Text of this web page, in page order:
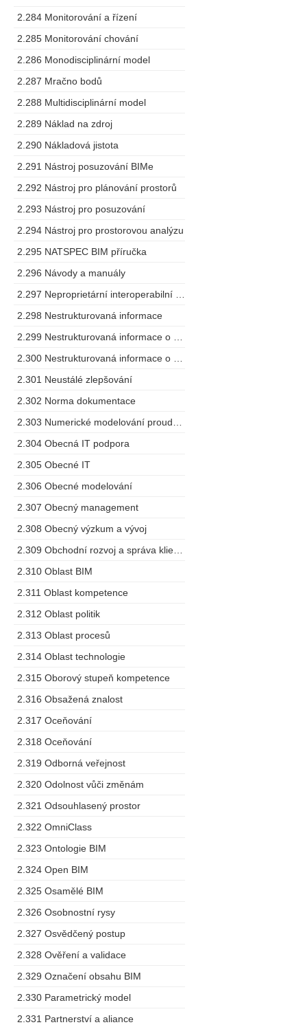
2.284 Monitorování a řízení
2.285 Monitorování chování
2.286 Monodisciplinární model
2.287 Mračno bodů
2.288 Multidisciplinární model
2.289 Náklad na zdroj
2.290 Nákladová jistota
2.291 Nástroj posuzování BIMe
2.292 Nástroj pro plánování prostorů
2.293 Nástroj pro posuzování
2.294 Nástroj pro prostorovou analýzu
2.295 NATSPEC BIM příručka
2.296 Návody a manuály
2.298 Nestrukturovaná informace
2.301 Neustálé zlepšování
2.302 Norma dokumentace
2.304 Obecná IT podpora
2.305 Obecné IT
2.306 Obecné modelování
2.307 Obecný management
2.308 Obecný výzkum a vývoj
2.310 Oblast BIM
2.311 Oblast kompetence
2.312 Oblast politik
2.313 Oblast procesů
2.314 Oblast technologie
2.315 Oborový stupeň kompetence
2.316 Obsažená znalost
2.317 Oceňování
2.318 Oceňování
2.319 Odborná veřejnost
2.320 Odolnost vůči změnám
2.321 Odsouhlasený prostor
2.322 OmniClass
2.323 Ontologie BIM
2.324 Open BIM
2.325 Osamělé BIM
2.326 Osobnostní rysy
2.327 Osvědčený postup
2.328 Ověření a validace
2.329 Označení obsahu BIM
2.330 Parametrický model
2.331 Partnerství a aliance